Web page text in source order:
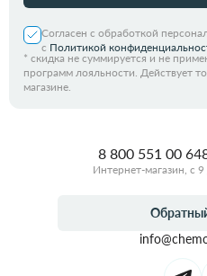
Согласен с обработкой
с Политикой
* скидка не суммируется и не
программ лояльности. Действует
магазине.
8 800 551 00 64
Интернет-магазин, с